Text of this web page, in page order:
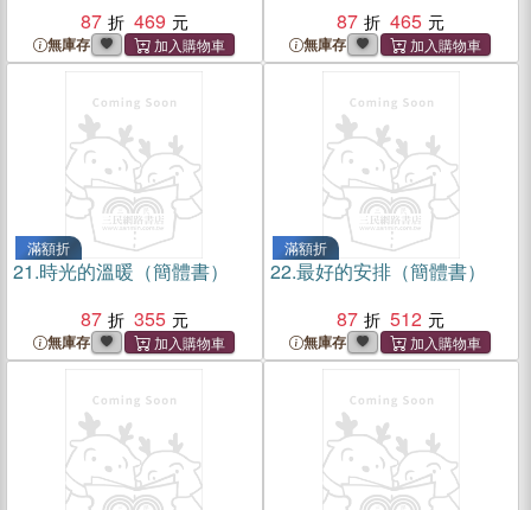
87 469
無庫存
87 465
無庫存
滿額折
21.時光的溫暖（簡體書）
87
355
無庫存
滿額折
22.最好的安排（簡體書）
87
512
無庫存